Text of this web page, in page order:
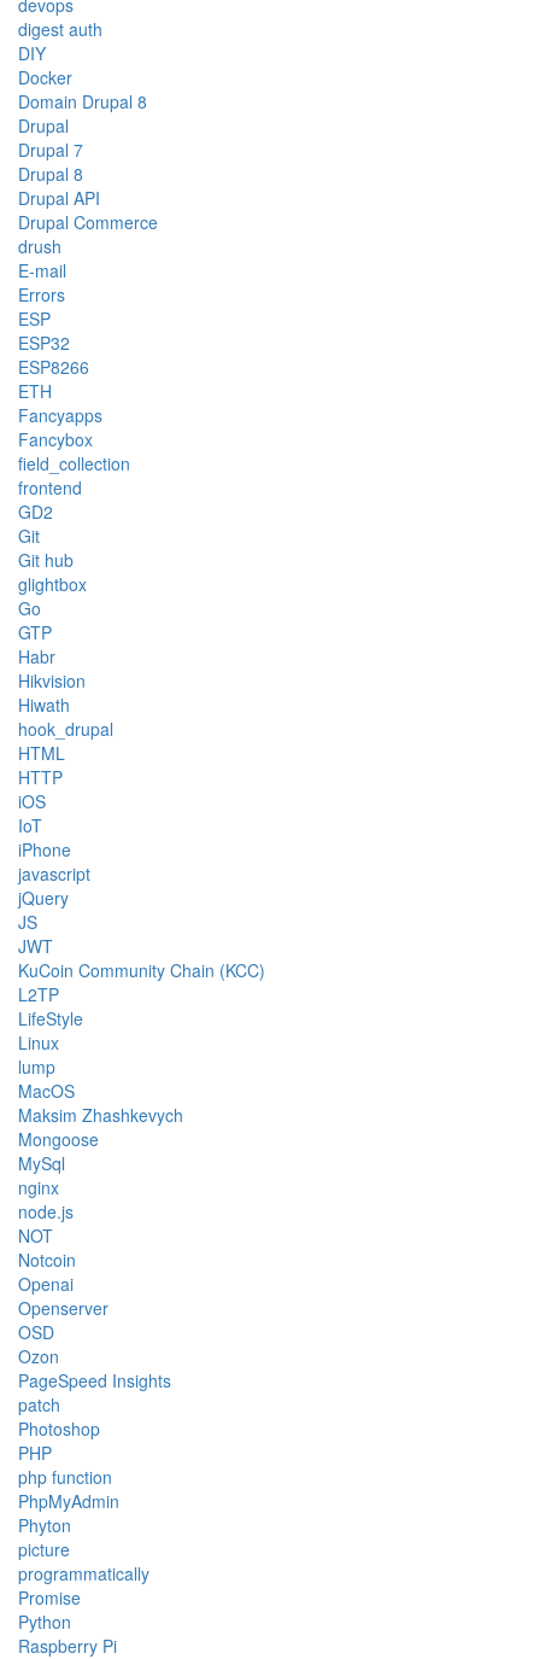
devops
digest auth
DIY
Docker
Domain Drupal 8
Drupal
Drupal 7
Drupal 8
Drupal API
Drupal Commerce
drush
E-mail
Errors
ESP
ESP32
ESP8266
ETH
Fancyapps
Fancybox
field_collection
frontend
GD2
Git
Git hub
glightbox
Go
GTP
Habr
Hikvision
Hiwath
hook_drupal
HTML
HTTP
iOS
IoT
iPhone
javascript
jQuery
JS
JWT
KuCoin Community Chain (KCC)
L2TP
LifeStyle
Linux
lump
MacOS
Maksim Zhashkevych
Mongoose
MySql
nginx
node.js
NOT
Notcoin
Openai
Openserver
OSD
Ozon
PageSpeed Insights
patch
Photoshop
PHP
php function
PhpMyAdmin
Phyton
picture
programmatically
Promise
Python
Raspberry Pi